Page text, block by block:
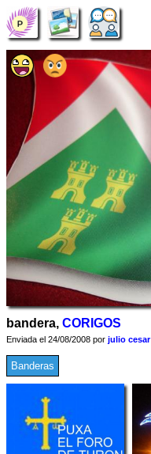
bandera, CORIGOS
Enviada el 24/08/2008 por julio cesar
Banderas